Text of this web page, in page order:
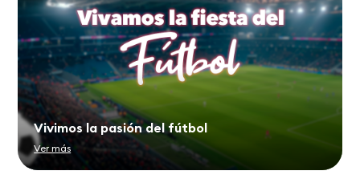
Vivimos la pasión del fútbol
Ver más